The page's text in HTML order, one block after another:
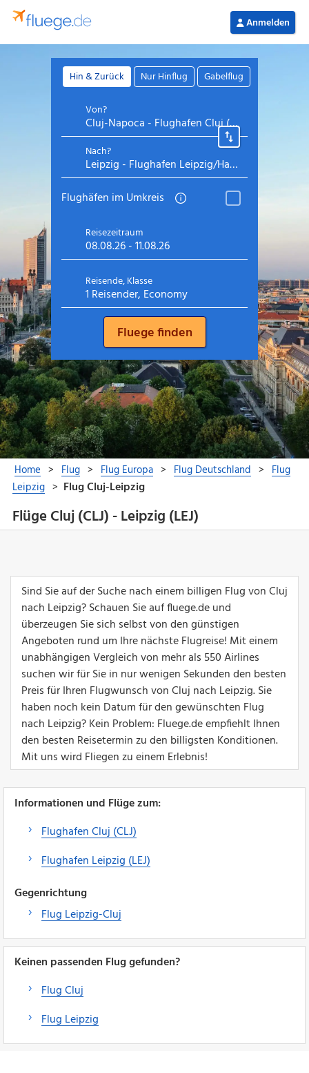
Flüge Cluj (CLJ) - Leipzig (LEJ)
Sind Sie auf der Suche nach einem billigen Flug von Cluj
nach Leipzig? Schauen Sie auf fluege.de und
überzeugen Sie sich selbst von den günstigen
Angeboten rund um Ihre nächste Flugreise! Mit einem
unabhängigen Vergleich von mehr als 550 Airlines
suchen wir für Sie in nur wenigen Sekunden den besten
Preis für Ihren Flugwunsch von Cluj nach Leipzig. Sie
haben noch kein Datum für den gewünschten Flug
nach Leipzig? Kein Problem: Fluege.de empfiehlt Ihnen
den besten Reisetermin zu den billigsten Konditionen.
Mit uns wird Fliegen zu einem Erlebnis!
Informationen und Flüge zum:
Flughafen Cluj (CLJ)
Flughafen Leipzig (LEJ)
Gegenrichtung
Flug Leipzig-Cluj
Keinen passenden Flug gefunden?
Flug Cluj
Flug Leipzig